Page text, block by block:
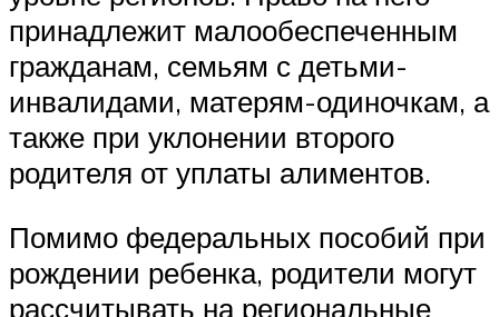
принадлежит малообеспеченным
гражданам, семьям с детьми-
инвалидами, матерям-одиночкам, а
также при уклонении второго
родителя от уплаты алиментов.
Помимо федеральных пособий при
рождении ребенка, родители могут
рассчитывать на региональные